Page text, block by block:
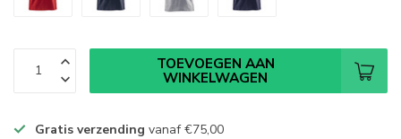
TOEVOEGEN AAN
WINKELWAGEN
Gratis verzending vanaf€75,00